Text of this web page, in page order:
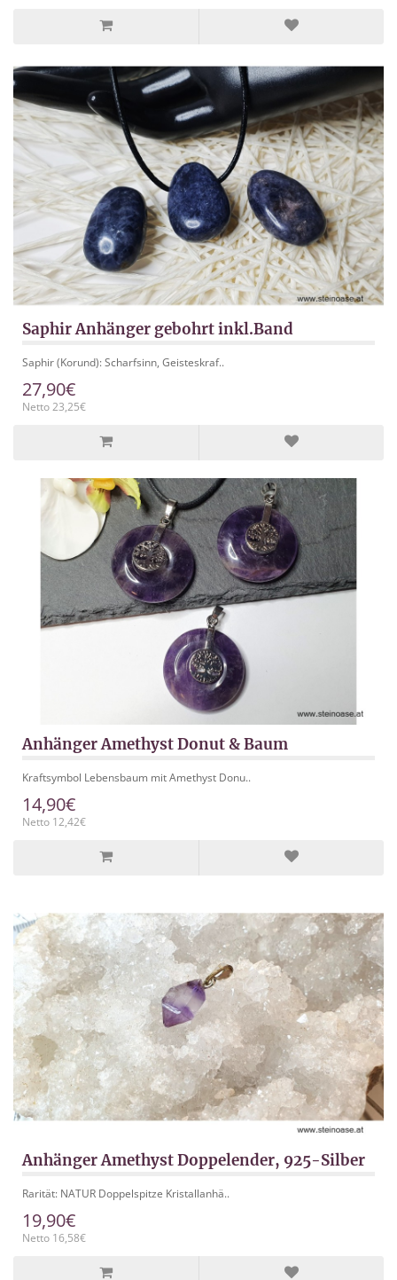
Saphir Anhänger gebohrt inkl.Band
Saphir (Korund): Scharfsinn, Geisteskraf..
27,90€
Netto 23,25€
Anhänger Amethyst Donut & Baum
Kraftsymbol Lebensbaum mit Amethyst Donu..
14,90€
Netto 12,42€
Anhänger Amethyst Doppelender, 925-Silber
Rarität: NATUR Doppelspitze Kristallanhä..
19,90€
Netto 16,58€